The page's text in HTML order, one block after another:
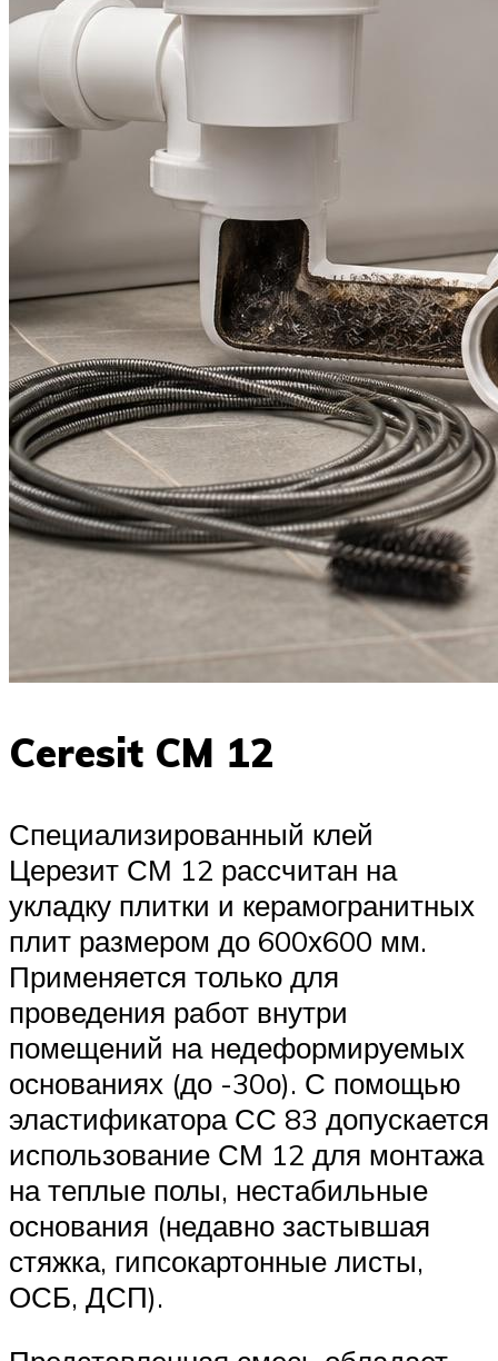
Ceresit CM 12
Специализированный клей
Церезит СМ 12 рассчитан на
укладку плитки и керамогранитных
плит размером до 600х600 мм.
Применяется только для
проведения работ внутри
помещений на недеформируемых
основаниях (до -30о). С помощью
эластификатора СС 83 допускается
использование СМ 12 для монтажа
на теплые полы, нестабильные
основания (недавно застывшая
стяжка, гипсокартонные листы,
ОСБ, ДСП).